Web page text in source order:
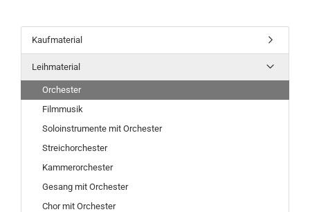
Kaufmaterial
Leihmaterial
Orchester
Filmmusik
Soloinstrumente mit Orchester
Streichorchester
Kammerorchester
Gesang mit Orchester
Chor mit Orchester